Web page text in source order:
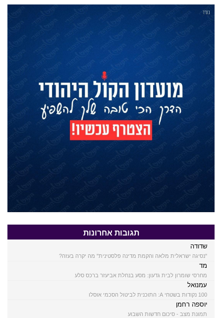
תגובות אחרונות
שדודה
"נסיגה ישראלית מלאה והקמת מדינה פלסטינית" מה יקרה בעזה?
מד
מחרסי שומרון לבית גדעון: מסע בנחלת אביעזר ברכס סלע
עמנואל
100 נקודות בשטחי A: התוכנית לביטול הסכמי אוסלו
יוספה רחמן
תמונת מצב - סיכום חדשות השבוע